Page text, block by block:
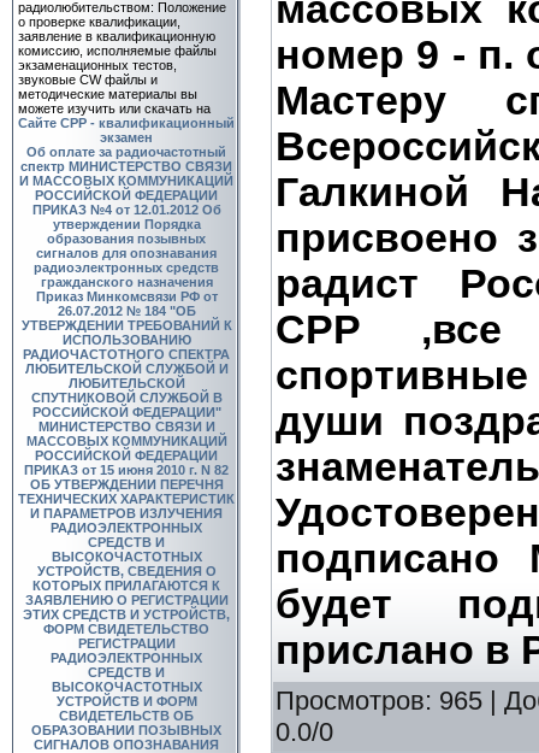
радиолюбительством: Положение
о проверке квалификации,
заявление в квалификационную
комиссию, исполняемые файлы
экзаменационных тестов,
звуковые CW файлы и
методические материалы вы
можете изучить или скачать на
Сайте СРР - квалификационный
экзамен
Об оплате за радиочастотный
спектр МИНИСТЕРСТВО СВЯЗИ
И МАССОВЫХ КОММУНИКАЦИЙ
РОССИЙСКОЙ ФЕДЕРАЦИИ
ПРИКАЗ №4 от 12.01.2012 Об
утверждении Порядка
образования позывных
сигналов для опознавания
радиоэлектронных средств
гражданского назначения
Приказ Минкомсвязи РФ от
26.07.2012 № 184 "ОБ
УТВЕРЖДЕНИИ ТРЕБОВАНИЙ К
ИСПОЛЬЗОВАНИЮ
РАДИОЧАСТОТНОГО СПЕКТРА
ЛЮБИТЕЛЬСКОЙ СЛУЖБОЙ И
ЛЮБИТЕЛЬСКОЙ
СПУТНИКОВОЙ СЛУЖБОЙ В
РОССИЙСКОЙ ФЕДЕРАЦИИ"
МИНИСТЕРСТВО СВЯЗИ И
МАССОВЫХ КОММУНИКАЦИЙ
РОССИЙСКОЙ ФЕДЕРАЦИИ
ПРИКАЗ от 15 июня 2010 г. N 82
ОБ УТВЕРЖДЕНИИ ПЕРЕЧНЯ
ТЕХНИЧЕСКИХ ХАРАКТЕРИСТИК
И ПАРАМЕТРОВ ИЗЛУЧЕНИЯ
РАДИОЭЛЕКТРОННЫХ
СРЕДСТВ И
ВЫСОКОЧАСТОТНЫХ
УСТРОЙСТВ, СВЕДЕНИЯ О
КОТОРЫХ ПРИЛАГАЮТСЯ К
ЗАЯВЛЕНИЮ О РЕГИСТРАЦИИ
ЭТИХ СРЕДСТВ И УСТРОЙСТВ,
ФОРМ СВИДЕТЕЛЬСТВО
РЕГИСТРАЦИИ
РАДИОЭЛЕКТРОННЫХ
СРЕДСТВ И
ВЫСОКОЧАСТОТНЫХ
УСТРОЙСТВ И ФОРМ
СВИДЕТЕЛЬСТВ ОБ
ОБРАЗОВАНИИ ПОЗЫВНЫХ
СИГНАЛОВ ОПОЗНАВАНИЯ
массовых
номер 9 - п.
Мастеру
Галкиной
присвоено
радист
СРР ,все
души
подписано
будет
прислано в
Просмотров: 965 |
0.0/0